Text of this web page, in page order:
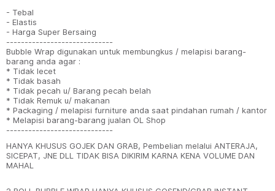
- Tebal
- Elastis
- Harga Super Bersaing
-----------------------------
Bubble Wrap digunakan untuk membungkus / melapisi barang-
barang anda agar :
* Tidak lecet
* Tidak basah
* Tidak pecah u/ Barang pecah belah
* Tidak Remuk u/ makanan
* Packaging / melapisi furniture anda saat pindahan rumah / kantor
* Melapisi barang-barang jualan OL Shop
-----------------------------
HANYA KHUSUS GOJEK DAN GRAB, Pembelian melalui ANTERAJA,
SICEPAT, JNE DLL TIDAK BISA DIKIRIM KARNA KENA VOLUME DAN
MAHAL